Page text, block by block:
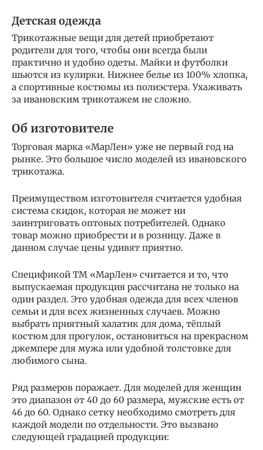
Детская одежда
Трикотажные вещи для детей приобретают
родители для того, чтобы они всегда были
практично и удобно одеты. Майки и футболки
шьются из кулирки. Нижнее белье из 100% хлопка,
а спортивные костюмы из полиэстера. Ухаживать
за ивановским трикотажем не сложно.
Об изготовителе
Торговая марка «МарЛен» уже не первый год на
рынке. Это большое число моделей из ивановского
трикотажа.
Преимуществом изготовителя считается удобная
система скидок, которая не может ни
заинтриговать оптовых потребителей. Однако
товар можно приобрести и в розницу. Даже в
данном случае цены удивят приятно.
Спецификой ТМ «МарЛен» считается и то, что
выпускаемая продукция рассчитана не только на
один раздел. Это удобная одежда для всех членов
семьи и для всех жизненных случаев. Можно
выбрать приятный халатик для дома, тёплый
костюм для прогулок, остановиться на прекрасном
джемпере для мужа или удобной толстовке для
любимого сына.
Ряд размеров поражает. Для моделей для женщин
это диапазон от 40 до 60 размера, мужские есть от
46 до 60. Однако сетку необходимо смотреть для
каждой модели по отдельности. Это вызвано
следующей градацией продукции: